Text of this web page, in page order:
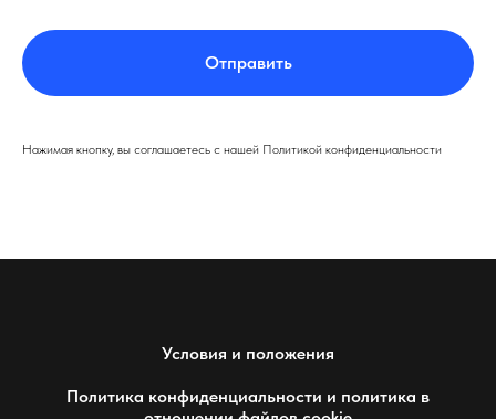
Отправить
Нажимая кнопку, вы соглашаетесь с нашей Политикой конфиденциальности
Условия и положения
Политика конфиденциальности и политика в